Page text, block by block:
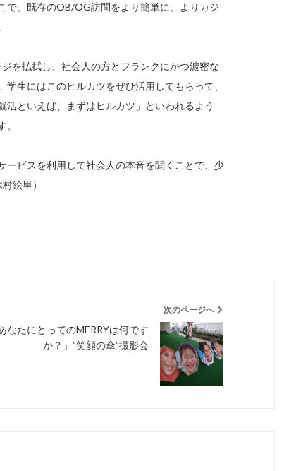
で、既存のOB/OG訪問をより簡単に、よりカジ
を払拭し、社会人の方とフランクにかつ濃密な
生にはこのヒルカツをぜひ活用してもらって、
といえば、まずはヒルカツ」といわれるよう
ビスを利用して社会人の本音を聞くことで、少
絵里）
次のページへ
あなたにとってのMERRYは何です
か？」”笑顔の傘”撮影会